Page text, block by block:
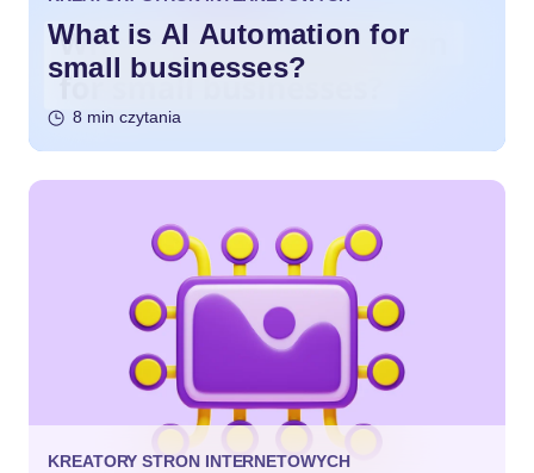
What is AI Automation for
small businesses?
8 min czytania
KREATORY STRON INTERNETOWYCH